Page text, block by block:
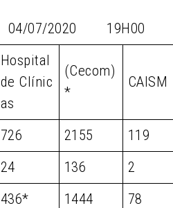
04/07/2020 19H00
Hospital
de Clínic
as
(Cecom)
*
CAISM
726 2155
119
24 136
2
436* 1444
78